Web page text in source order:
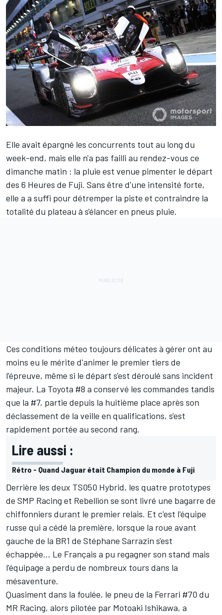
Elle avait épargné les concurrents tout au long du
week-end, mais elle n'a pas failli au rendez-vous ce
dimanche matin : la pluie est venue pimenter le départ
des 6 Heures de Fuji. Sans être d'une intensité forte,
elle a a suffi pour détremper la piste et contraindre la
totalité du plateau à s'élancer en pneus pluie.
Ces conditions méteo toujours délicates à gérer ont au
moins eu le mérite d'animer le premier tiers de
l'épreuve, même si le départ s'est déroulé sans incident
majeur. La Toyota #8 a conservé les commandes tandis
que la #7, partie depuis la huitième place après son
déclassement de la veille en qualifications, s'est
rapidement portée au second rang.
Lire aussi :
Rétro - Quand Jaguar était Champion du monde à Fuji
Derrière les deux TS050 Hybrid, les quatre prototypes
de SMP Racing et Rebellion se sont livré une bagarre de
chiffonniers durant le premier relais. Et c'est l'équipe
russe qui a cédé la première, lorsque la roue avant
gauche de la BR1 de Stéphane Sarrazin s'est
échappée… Le Français a pu regagner son stand mais
l'équipage a perdu de nombreux tours dans la
mésaventure.
Quasiment dans la foulée, le pneu de la Ferrari #70 du
MR Racing, alors pilotée par Motoaki Ishikawa, a